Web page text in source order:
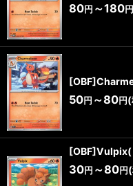
80円 ～180円
50円 ～80円
30円 ～80円